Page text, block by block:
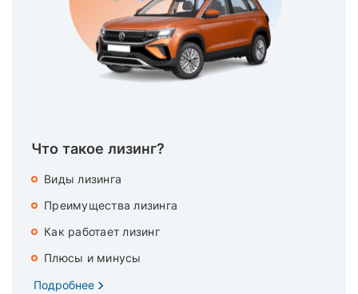
Что такое лизинг?
Виды лизинга
Преимущества лизинга
Как работает лизинг
Плюсы и минусы
Подробнее